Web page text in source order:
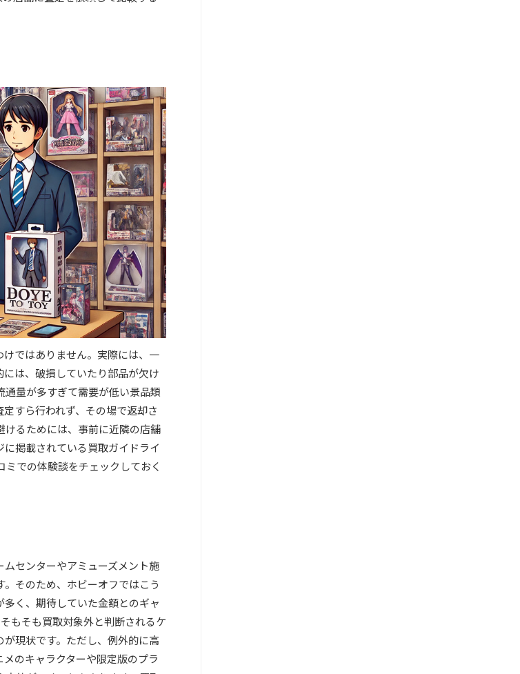
ではありません。実際には、一
は、破損していたり部品が欠け
量が多すぎて需要が低い景品類
すら行われず、その場で返却さ
るためには、事前に近隣の店舗
掲載されている買取ガイドライ
での体験談をチェックしておく
センターやアミューズメント施
そのため、ホビーオフではこう
く、期待していた金額とのギャ
もそも買取対象外と判断されるケ
現状です。ただし、例外的に高
のキャラクターや限定版のプラ